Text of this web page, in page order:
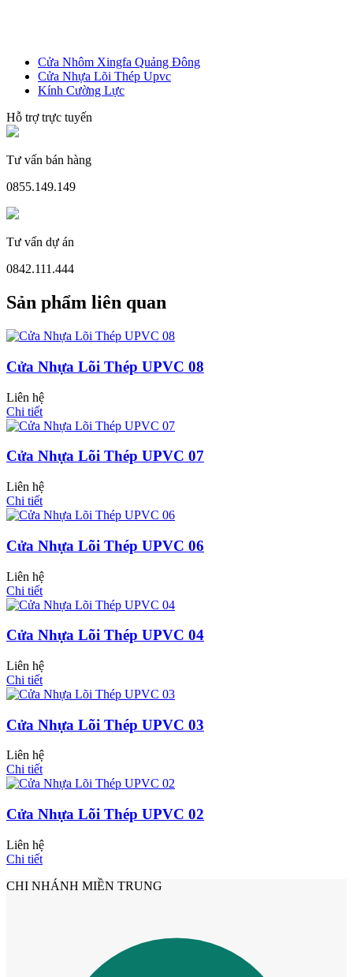
Cửa Nhôm Xingfa Quảng Đông
Cửa Nhựa Lõi Thép Upvc
Kính Cường Lực
Hỗ trợ trực tuyến
Tư vấn bán hàng
0855.149.149
Tư vấn dự án
0842.111.444
Sản phẩm liên quan
Cửa Nhựa Lõi Thép UPVC 08
Liên hệ
Chi tiết
Cửa Nhựa Lõi Thép UPVC 07
Liên hệ
Chi tiết
Cửa Nhựa Lõi Thép UPVC 06
Liên hệ
Chi tiết
Cửa Nhựa Lõi Thép UPVC 04
Liên hệ
Chi tiết
Cửa Nhựa Lõi Thép UPVC 03
Liên hệ
Chi tiết
Cửa Nhựa Lõi Thép UPVC 02
Liên hệ
Chi tiết
CHI NHÁNH MIỀN TRUNG